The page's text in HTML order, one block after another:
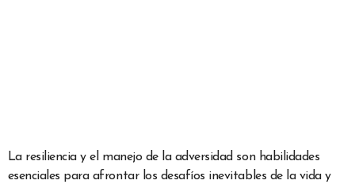
La resiliencia y el manejo de la adversidad son habilidades
esenciales para afrontar los desafíos inevitables de la vida y